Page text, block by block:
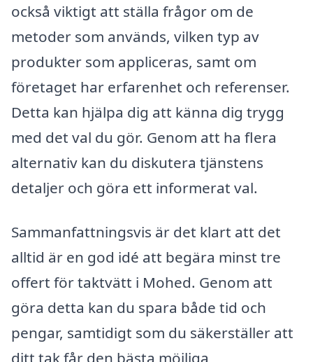
också viktigt att ställa frågor om de
metoder som används, vilken typ av
produkter som appliceras, samt om
företaget har erfarenhet och referenser.
Detta kan hjälpa dig att känna dig trygg
med det val du gör. Genom att ha flera
alternativ kan du diskutera tjänstens
detaljer och göra ett informerat val.
Sammanfattningsvis är det klart att det
alltid är en god idé att begära minst tre
offert för taktvätt i Mohed. Genom att
göra detta kan du spara både tid och
pengar, samtidigt som du säkerställer att
ditt tak får den bästa möjliga